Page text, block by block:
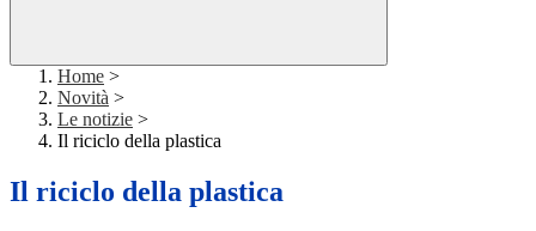
Home >
Novità >
Le notizie >
Il riciclo della plastica
Il riciclo della plastica